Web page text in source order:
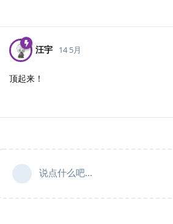
汪宇 14 5月
顶起来！
说点什么吧...